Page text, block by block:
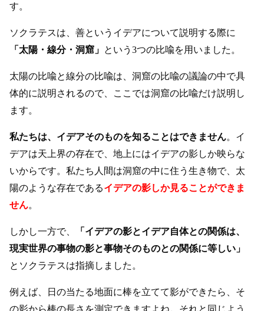
す。
ソクラテスは、善というイデアについて説明する際に
「太陽・線分・洞窟」 という3つの比喩を用いました。
太陽の比喩と線分の比喩は、洞窟の比喩の議論の中で具
体的に説明されるので、ここでは洞窟の比喩だけ説明し
ます。
私たちは、イデアそのものを知ることはできません。イ
デアは天上界の存在で、地上にはイデアの影しか映らな
いからです。私たち人間は洞窟の中に住う生き物で、太
陽のような存在であるイデアの影しか見ることができま
せん。
しかし一方で、
「イデアの影とイデア自体との関係は、
現実世界の事物の影と事物そのものとの関係に等しい」
とソクラテスは指摘しました。
例えば、日の当たる地面に棒を立てて影ができたら、そ